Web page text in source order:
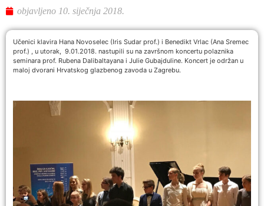
objavljeno 10. siječnja 2018.
Učenici klavira Hana Novoselec (Iris Sudar prof.) i Benedikt Vrlac (Ana Sremec
prof.) , u utorak, 9.01.2018. nastupili su na završnom koncertu polaznika
seminara prof. Rubena Dalibaltayana i Julie Gubajduline. Koncert je održan u
maloj dvorani Hrvatskog glazbenog zavoda u Zagrebu.